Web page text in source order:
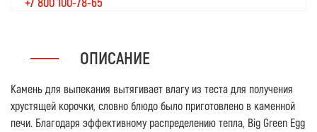
ОПИСАНИЕ
Камень для выпекания вытягивает влагу из теста для получения
хрустящей корочки, словно блюдо было приготовлено в каменной
печи. Благодаря эффективному распределению тепла, Big Green Egg